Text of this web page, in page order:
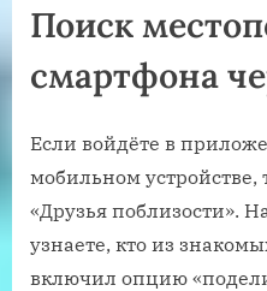
Поиск
смартфона
Если войдёте в
мобильном устройстве,
«Друзья поблизости».
узнаете, кто из
включил опцию